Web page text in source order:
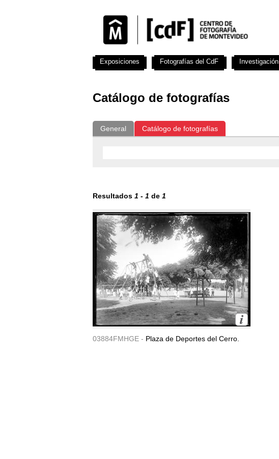
Catálogo de fotografías
General Catálogo de fotografías
Resultados 1 - 1 de 1
03884FMHGE - Plaza de Deportes del Cerro.
Exposiciones Fotografías del CdF Investigación